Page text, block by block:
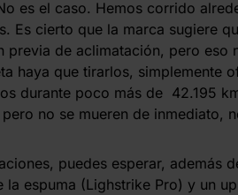
es el caso. Hemos corrido
Es cierto que la marca sugiere
previa de aclimatación, pero eso
haya que tirarlos, simplemente
durante poco más de 42.195
no se mueren de inmediato,
puedes esperar, además
la espuma (Lighstrike Pro) y un